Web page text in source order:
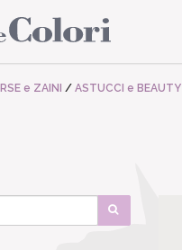
e ZAINI / ASTUCCI e BEAUTY